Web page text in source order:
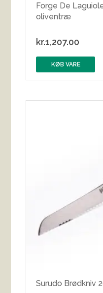
Forge De
oliventræ
kr.1,207.00
KØB VARE
Surudo Brødkniv